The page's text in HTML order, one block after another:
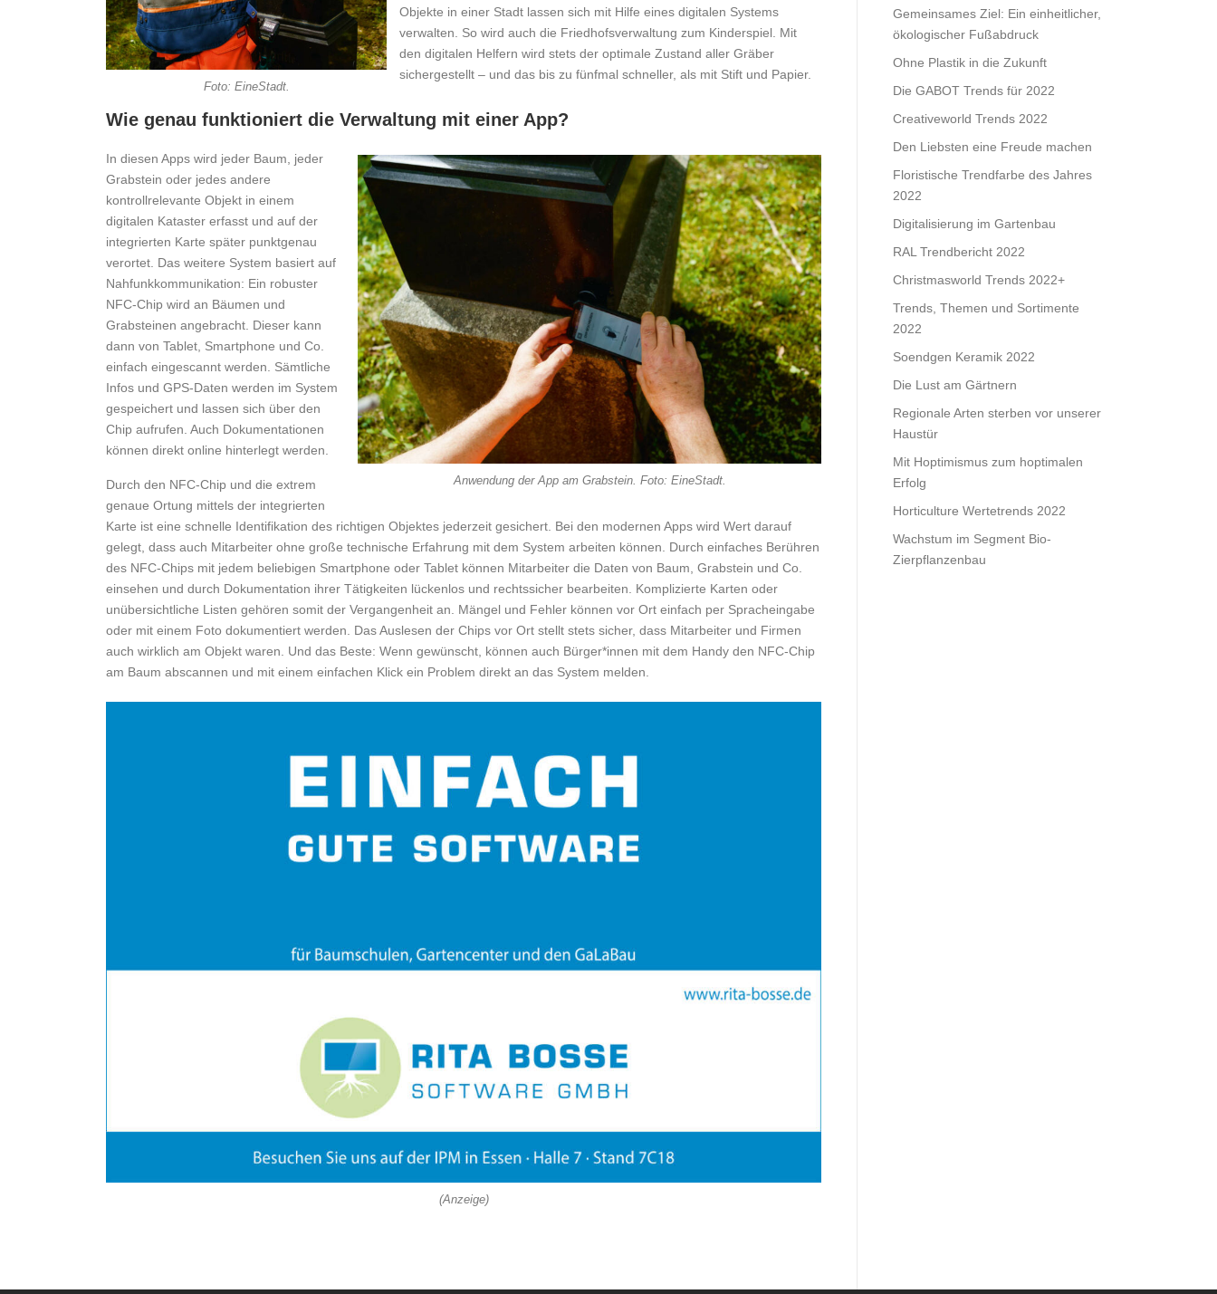
Foto: EineStadt.
Objekte in einer Stadt lassen sich mit Hilfe eines digitalen Systems
verwalten. So wird auch die Friedhofsverwaltung zum Kinderspiel. Mit
den digitalen Helfern wird stets der optimale Zustand aller Gräber
sichergestellt – und das bis zu fünfmal schneller, als mit Stift und Papier.
Wie genau funktioniert die Verwaltung mit einer App?
Anwendung der App am Grabstein. Foto: EineStadt.
In diesen Apps wird jeder Baum, jeder
Grabstein oder jedes andere
kontrollrelevante Objekt in einem
digitalen Kataster erfasst und auf der
integrierten Karte später punktgenau
verortet. Das weitere System basiert auf
Nahfunkkommunikation: Ein robuster
NFC-Chip wird an Bäumen und
Grabsteinen angebracht. Dieser kann
dann von Tablet, Smartphone und Co.
einfach eingescannt werden. Sämtliche
Infos und GPS-Daten werden im System
gespeichert und lassen sich über den
Chip aufrufen. Auch Dokumentationen
können direkt online hinterlegt werden.
Durch den NFC-Chip und die extrem
genaue Ortung mittels der integrierten
Karte ist eine schnelle Identifikation des richtigen Objektes jederzeit gesichert. Bei den modernen Apps wird Wert darauf
gelegt, dass auch Mitarbeiter ohne große technische Erfahrung mit dem System arbeiten können. Durch einfaches Berühren
des NFC-Chips mit jedem beliebigen Smartphone oder Tablet können Mitarbeiter die Daten von Baum, Grabstein und Co.
einsehen und durch Dokumentation ihrer Tätigkeiten lückenlos und rechtssicher bearbeiten. Komplizierte Karten oder
unübersichtliche Listen gehören somit der Vergangenheit an. Mängel und Fehler können vor Ort einfach per Spracheingabe
oder mit einem Foto dokumentiert werden. Das Auslesen der Chips vor Ort stellt stets sicher, dass Mitarbeiter und Firmen
auch wirklich am Objekt waren. Und das Beste: Wenn gewünscht, können auch Bürger*innen mit dem Handy den NFC-Chip
am Baum abscannen und mit einem einfachen Klick ein Problem direkt an das System melden.
(Anzeige)
Gemeinsames Ziel: Ein einheitlicher,
ökologischer Fußabdruck
Ohne Plastik in die Zukunft
Die GABOT Trends für 2022
Creativeworld Trends 2022
Den Liebsten eine Freude machen
Floristische Trendfarbe des Jahres
2022
Digitalisierung im Gartenbau
RAL Trendbericht 2022
Christmasworld Trends 2022+
Trends, Themen und Sortimente
2022
Soendgen Keramik 2022
Die Lust am Gärtnern
Regionale Arten sterben vor unserer
Haustür
Mit Hoptimismus zum hoptimalen
Erfolg
Horticulture Wertetrends 2022
Wachstum im Segment Bio-
Zierpflanzenbau